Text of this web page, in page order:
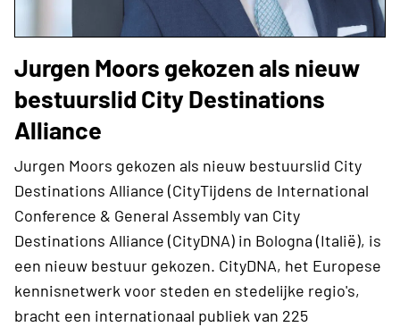
Jurgen Moors gekozen als nieuw
bestuurslid City Destinations
Alliance
Jurgen Moors gekozen als nieuw bestuurslid City
Destinations Alliance (CityTijdens de International
Conference & General Assembly van City
Destinations Alliance (CityDNA) in Bologna (Italië), is
een nieuw bestuur gekozen. CityDNA, het Europese
kennisnetwerk voor steden en stedelijke regio's,
bracht een internationaal publiek van 225